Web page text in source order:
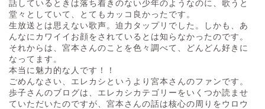
話しているときは落ち着きのない少年のようなのに、歌うと
堂々としていて、とてもカッコ良かったです。
生放送とは思えない歌声。迫力タップリでした。しかも、あ
んなにカワイイお顔をされているとは知らなかったのです。
それからは、宮本さんのことを色々調べて、どんどん好きに
なってます。
本当に魅力的な人です！！
ごめんなさい、エレカシというより宮本さんのファンです。
歩子さんのブログは、エレカシカテゴリーをいくつか読ませ
ていただいたのですが、宮本さんの話は核心の周りをウロウ